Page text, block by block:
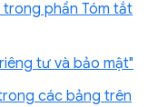
trong phần Tóm tắt
tư và bảo mật"
các bảng trên